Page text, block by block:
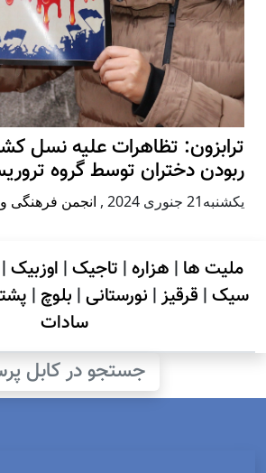
ترابزون: تظاهرات علیه نسل
ربودن دختران توسط گروه
يكشنبه21 جنوری 2024 , انجمن فرهنگی
ملیت ها | هزاره| تاجیک| اوزبیک|
سیک| قرقیز| نورستانی| بلوچ |
سادات
جستجو در کابل